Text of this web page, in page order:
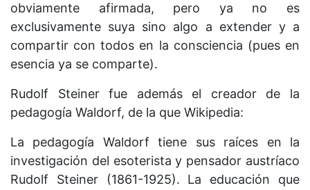
obviamente afirmada, pero ya no es
exclusivamente suya sino algo a extender y a
compartir con todos en la consciencia (pues en
esencia ya se comparte).
Rudolf Steiner fue además el creador de la
pedagogía Waldorf, de la que Wikipedia:
La pedagogía Waldorf tiene sus raíces en la
investigación del esoterista y pensador austríaco
Rudolf Steiner (1861-1925). La educación que